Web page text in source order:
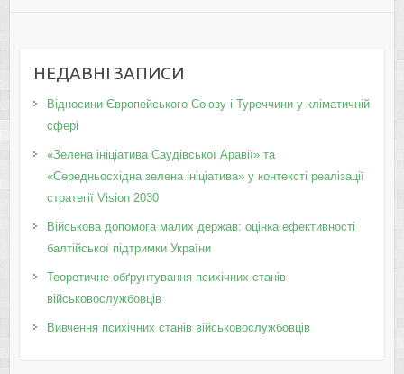
НЕДАВНІ ЗАПИСИ
Відносини Європейського Союзу і Туреччини у кліматичній
сфері
«Зелена ініціатива Саудівської Аравії» та
«Середньосхідна зелена ініціатива» у контексті реалізації
стратегії Vision 2030
Військова допомога малих держав: оцінка ефективності
балтійської підтримки України
Теоретичне обґрунтування психічних станів
військовослужбовців
Вивчення психічних станів військовослужбовців